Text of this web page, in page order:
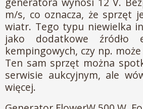
m/s, co oznacza, że sprzęt
wiatr. Tego typu niewielka
jako dodatkowe źródło
kempingowych, czy np.
Ten sam sprzęt można
serwisie aukcyjnym, ale
więcej.